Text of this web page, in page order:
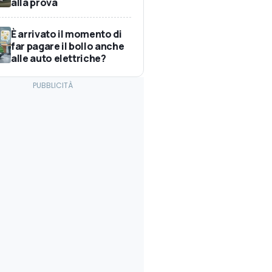
È arrivato il momento di
far pagare il bollo anche
alle auto elettriche?